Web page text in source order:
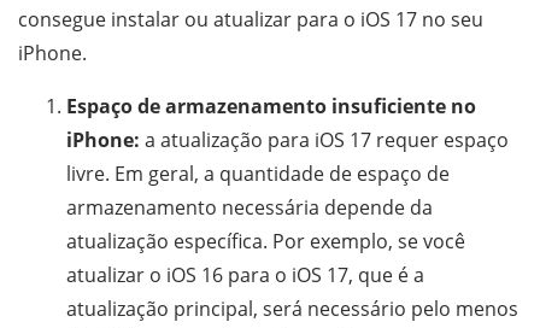
consegue instalar ou atualizar para o iOS 17 no seu
iPhone.
Espaço de armazenamento insuficiente no
iPhone: a atualização para iOS 17 requer espaço
livre. Em geral, a quantidade de espaço de
armazenamento necessária depende da
atualização específica. Por exemplo, se você
atualizar o iOS 16 para o iOS 17, que é a
atualização principal, será necessário pelo menos